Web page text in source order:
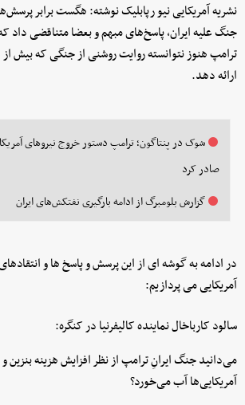
نشریه آمریکایی نیو رپابلیک نوشته: هگست برابر
جنگ علیه ایران، پاسخ‌های مبهم و بعضا متناقضی
ترامپ هنوز نتوانسته روایت روشنی از جنگی که بیش از
ارائه دهد.
شوک در پنتاگون؛ ترامپ دستور خروج نیروهای
صادر کرد
گزارش بلومبرگ از ادامه بارگیری نفتکش‌های ایران
در ادامه به گوشه ای از این پرسش و پاسخ ‌ها و
آمریکایی می پردازیم:
سالود کارباخال نماینده کالیفرنیا در کنگره:
می‌دانید جنگ ایرانِ ترامپ از نظر افزایش هزینه بنزین
آمریکایی‌ها آب می‌خورد؟